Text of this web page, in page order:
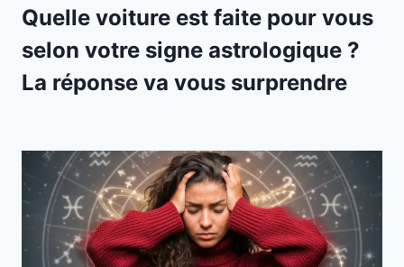
Quelle voiture est faite pour vous
selon votre signe astrologique ?
La réponse va vous surprendre